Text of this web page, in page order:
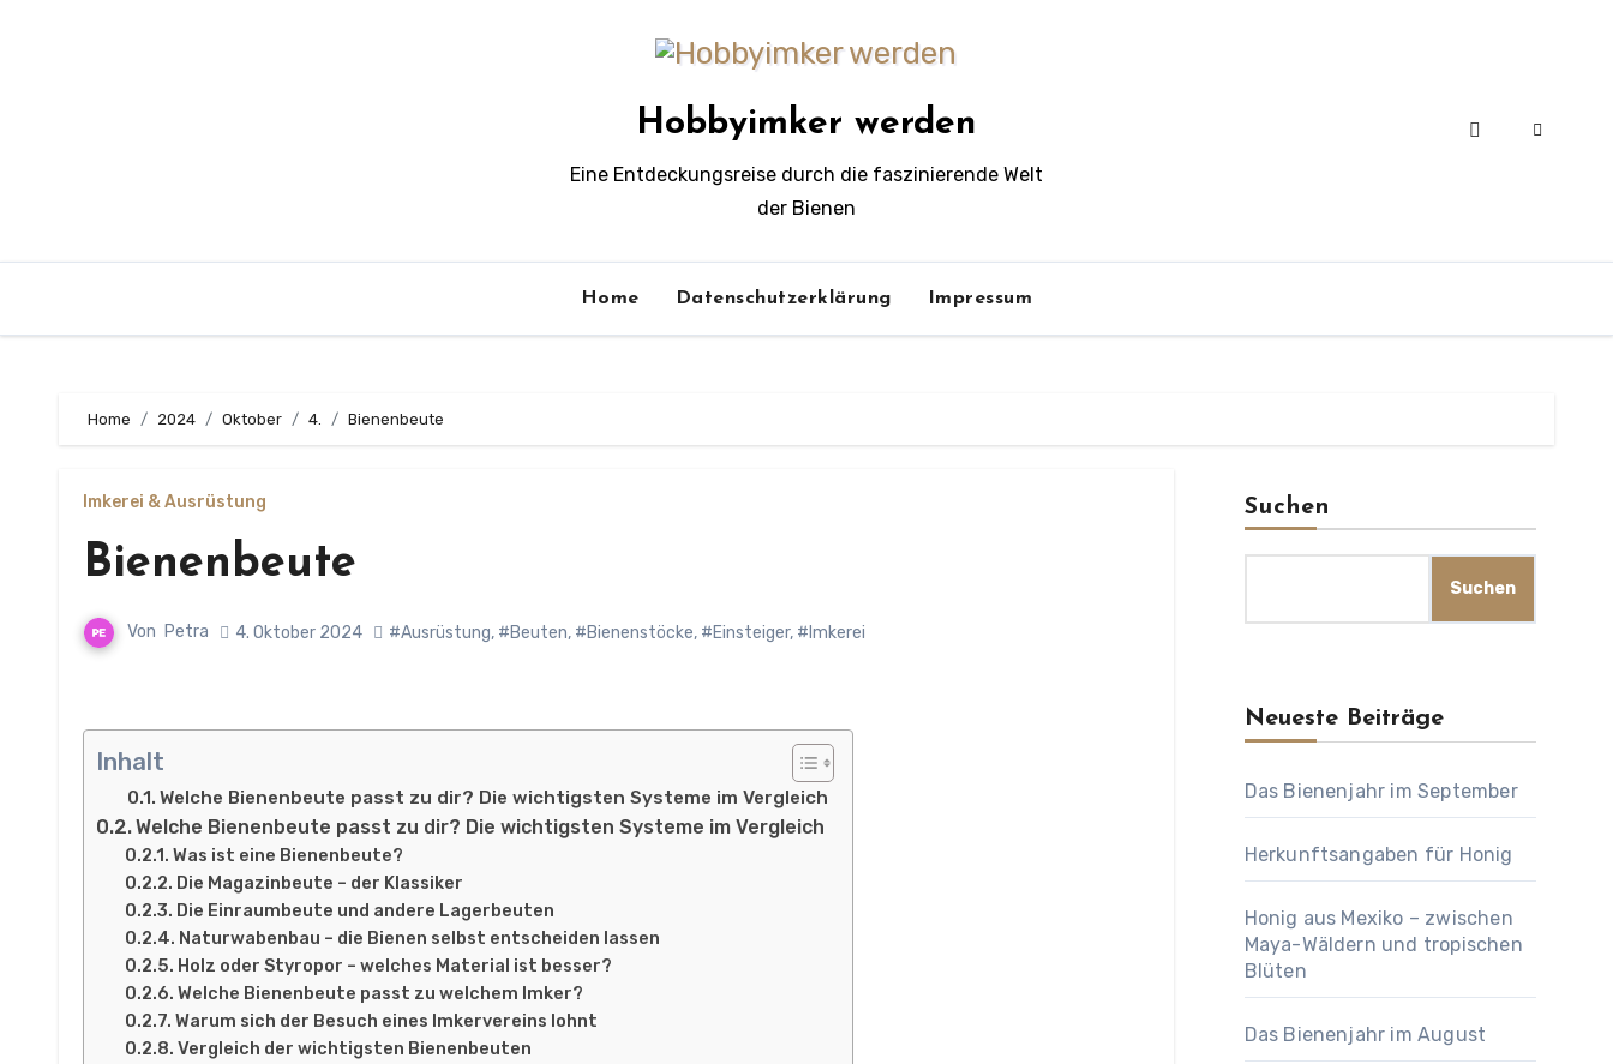
Hobbyimker werden
Eine Entdeckungsreise durch die faszinierende Welt
der Bienen
Home Datenschutzerklärung Impressum
Home 2024 Oktober 4. Bienenbeute
Imkerei & Ausrüstung
Bienenbeute
Von Petra 4. Oktober 2024 #Ausrüstung, #Beuten, #Bienenstöcke, #Einsteiger, #Imkerei
Inhalt
Welche Bienenbeute passt zu dir? Die wichtigsten Systeme im Vergleich
Welche Bienenbeute passt zu dir? Die wichtigsten Systeme im Vergleich
Was ist eine Bienenbeute?
Die Magazinbeute – der Klassiker
Die Einraumbeute und andere Lagerbeuten
Naturwabenbau – die Bienen selbst entscheiden lassen
Holz oder Styropor – welches Material ist besser?
Welche Bienenbeute passt zu welchem Imker?
Warum sich der Besuch eines Imkervereins lohnt
Vergleich der wichtigsten Bienenbeuten
Suchen
Suchen
Neueste Beiträge
Das Bienenjahr im September
Herkunftsangaben für Honig
Honig aus Mexiko – zwischen
Maya-Wäldern und tropischen
Blüten
Das Bienenjahr im August